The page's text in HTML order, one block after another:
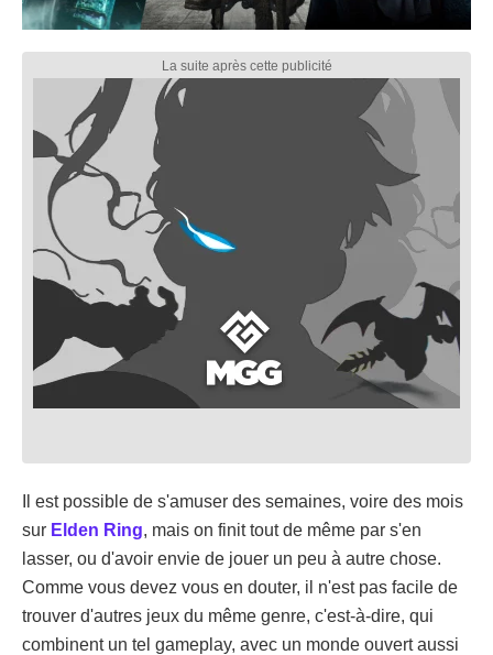
Il est possible de s'amuser des semaines, voire des mois
sur Elden Ring, mais on finit tout de même par s'en
lasser, ou d'avoir envie de jouer un peu à autre chose.
Comme vous devez vous en douter, il n'est pas facile de
trouver d'autres jeux du même genre, c'est-à-dire, qui
combinent un tel gameplay, avec un monde ouvert aussi